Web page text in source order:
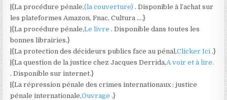
|{La procédure pénale,(la couverture). Disponible à l’achat sur
les plateformes Amazon, Fnac, Cultura ….}
|{La procédure pénale,Le livre. Disponible dans toutes les
bonnes librairies.}
|{La protection des décideurs publics face au pénal,Clicker Ici.}
|{La question de la justice chez Jacques Derrida,A voir et à lire.
. Disponible sur internet.}
|{La répression pénale des crimes internationaux : justice
pénale internationale,Ouvrage.}